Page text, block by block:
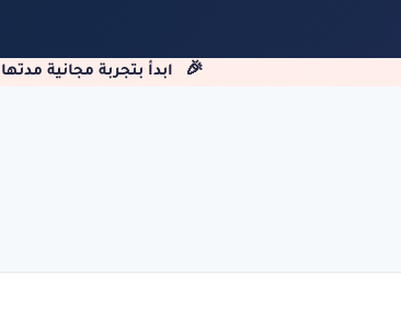
🎉 ابدأ بتجربة مجانية مدتها 14 يومًا — فعِّل ربط HubSpot على أي باقة من باقات لتس بوت دون بطاقة ائتمان، وألغِ في أي وقت.